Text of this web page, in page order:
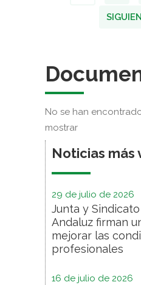
No se han
mostrar
Noticias más
29 de julio de 2026
Junta y
Andaluz firman
mejorar las
profesionales
16 de julio de 2026